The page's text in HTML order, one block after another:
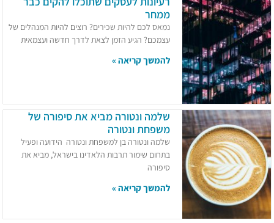
ממחר
נמאס לכם להיות שכירים? רוצים להיות המנהלים של
עצמכם? הגיע הזמן לצאת לדרך חדשה ועצמאית
להמשך קריאה »
שלמה ונטורה מביא את סיפורה של
משפחת ונטורה
שלמה ונטורה בן למשפחת ונטורה הידועה ופעיל
בתחום שימור תרבות הלאדינו בישראל, מביא את
סיפורה
להמשך קריאה »